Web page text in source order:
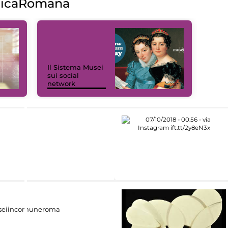
Il Sistema Musei
sui social
network